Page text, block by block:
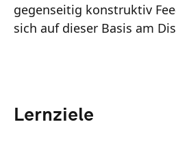
gegenseitig konstruktiv
sich auf dieser Basis am
Lernziele